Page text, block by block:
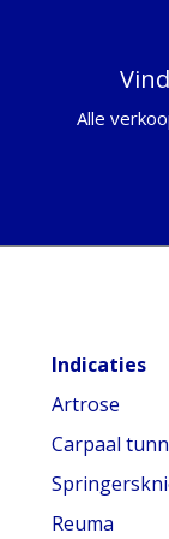
Alle
Indicaties
Artrose
Carpaal
Reuma